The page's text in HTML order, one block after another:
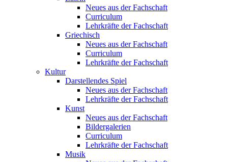
Neues aus der Fachschaft
Curriculum
Lehrkräfte der Fachschaft
Griechisch
Neues aus der Fachschaft
Curriculum
Lehrkräfte der Fachschaft
Kultur
Darstellendes Spiel
Neues aus der Fachschaft
Lehrkräfte der Fachschaft
Kunst
Neues aus der Fachschaft
Bildergalerien
Curriculum
Lehrkräfte der Fachschaft
Musik